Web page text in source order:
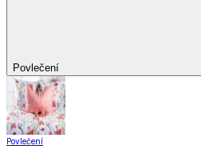
Povlečení
Povlečení